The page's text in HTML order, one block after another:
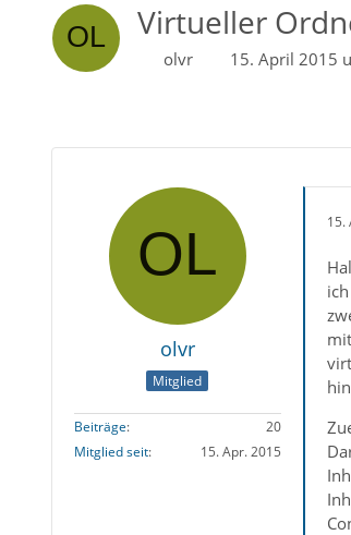
Virtueller
olvr 15. April 2015
olvr
Mitglied
Beiträge
20
Mitglied seit
15. Apr. 2015
15.